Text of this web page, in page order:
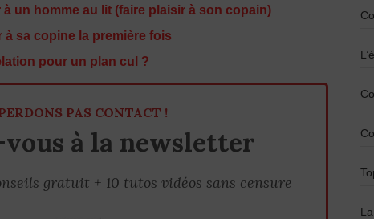
un homme au lit (faire plaisir à son copain)
à sa copine la première fois
pour un plan cul ?
PAS CONTACT !
à la newsletter
gratuit + 10 tutos vidéos sans censure